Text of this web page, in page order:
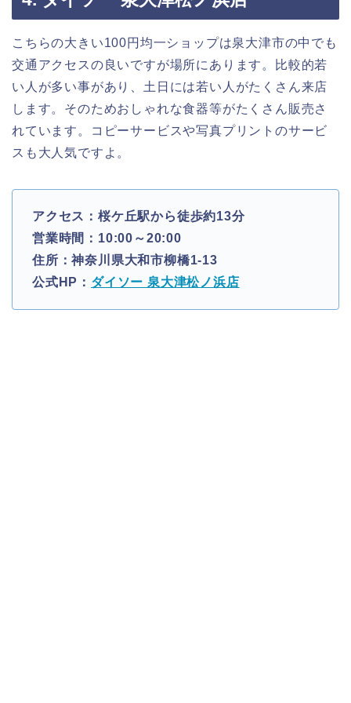
こちらの大きい100円均一ショップは泉大津市の中でも
交通アクセスの良いですが場所にあります。比較的若
い人が多い事があり、土日には若い人がたくさん来店
します。そのためおしゃれな食器等がたくさん販売さ
れています。コピーサービスや写真プリントのサービ
スも大人気ですよ。
アクセス：桜ケ丘駅から徒歩約13分
営業時間：10:00～20:00
住所：神奈川県大和市柳橋1-13
公式HP： ダイソー 泉大津松ノ浜店